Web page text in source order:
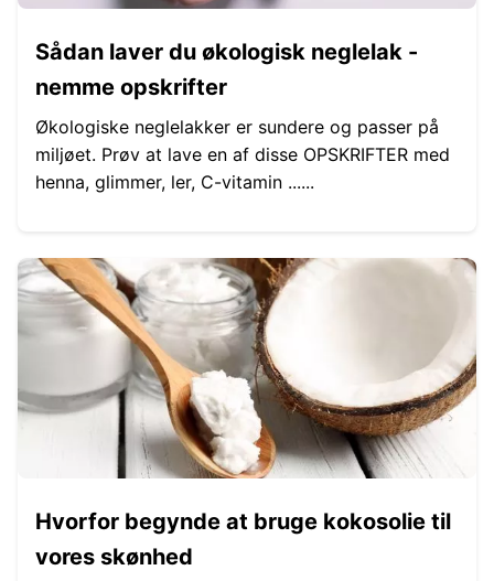
Sådan laver du økologisk neglelak -
nemme opskrifter
Økologiske neglelakker er sundere og passer på
miljøet. Prøv at lave en af ​​disse OPSKRIFTER med
henna, glimmer, ler, C-vitamin ......
Hvorfor begynde at bruge kokosolie til
vores skønhed